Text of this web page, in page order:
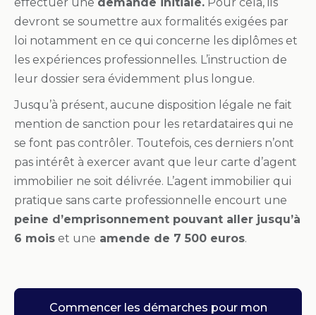
devront se soumettre aux formalités exigées par
loi notamment en ce qui concerne les diplômes et
les expériences professionnelles. L’instruction de
leur dossier sera évidemment plus longue.
Jusqu’à présent, aucune disposition légale ne fait
mention de sanction pour les retardataires qui ne
se font pas contrôler. Toutefois, ces derniers n’ont
pas intérêt à exercer avant que leur carte d’agent
immobilier ne soit délivrée. L’agent immobilier qui
pratique sans carte professionnelle encourt une
peine d’emprisonnement pouvant aller jusqu’à
6 mois et une amende de 7 500 euros.
Commencer les démarches pour mon